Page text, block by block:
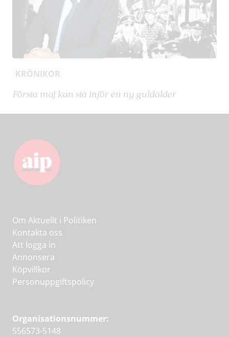
KRÖNIKOR
Första maj kan stå inför en ny guldålder
Om Aktuellt i Politiken
Kontakta oss
Att logga in
Annonsera
Köpvillkor
Personuppgiftspolicy
Organisationsnummer:
556573-5148